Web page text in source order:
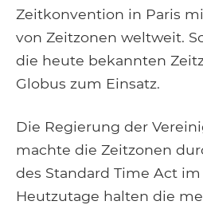
Zeitkonvention in Paris
von Zeitzonen weltweit.
die heute bekannten
Globus zum Einsatz.
Die Regierung der
machte die Zeitzonen
des Standard Time Act im
Heutzutage halten die